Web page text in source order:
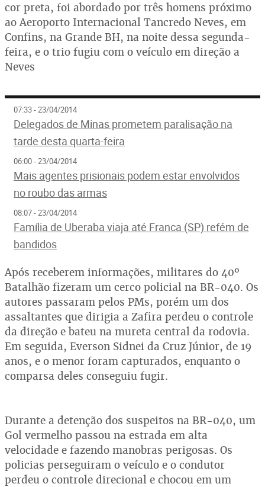
cor preta, foi abordado por três homens próximo
ao Aeroporto Internacional Tancredo Neves, em
Confins, na Grande BH, na noite dessa segunda-
feira, e o trio fugiu com o veículo em direção a
Neves
07:33 - 23/04/2014
Delegados de Minas prometem paralisação na
tarde desta quarta-feira
06:00 - 23/04/2014
Mais agentes prisionais podem estar envolvidos
no roubo das armas
08:07 - 23/04/2014
Família de Uberaba viaja até Franca (SP) refém de
bandidos
Após receberem informações, militares do 40º
Batalhão fizeram um cerco policial na BR-040. Os
autores passaram pelos PMs, porém um dos
assaltantes que dirigia a Zafira perdeu o controle
da direção e bateu na mureta central da rodovia.
Em seguida, Everson Sidnei da Cruz Júnior, de 19
anos, e o menor foram capturados, enquanto o
comparsa deles conseguiu fugir.
Durante a detenção dos suspeitos na BR-040, um
Gol vermelho passou na estrada em alta
velocidade e fazendo manobras perigosas. Os
policias perseguiram o veículo e o condutor
perdeu o controle direcional e chocou em um